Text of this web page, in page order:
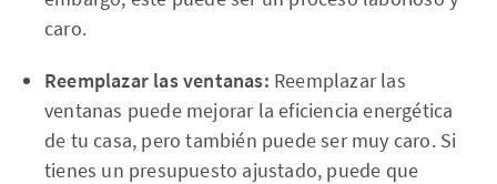
caro.
Reemplazar las ventanas: Reemplazar las
ventanas puede mejorar la eficiencia energética
de tu casa, pero también puede ser muy caro. Si
tienes un presupuesto ajustado, puede que